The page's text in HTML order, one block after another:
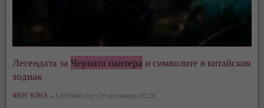
Легендата заЧерната пантера и символите в китайския
зодиак
ФЕН ЗОНА » LifeOnline.bg | 29 октомври, 02:28